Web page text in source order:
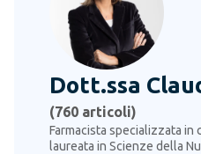
Dott.ssa
(760 articoli)
Farmacista specializzata in
laureata in Scienze della